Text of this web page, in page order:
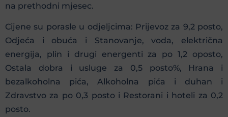
na prethodni mjesec.
Cijene su porasle u odjeljcima: Prijevoz za 9,2 posto,
Odjeća i obuća i Stanovanje, voda, električna
energija, plin i drugi energenti za po 1,2 oposto,
Ostala dobra i usluge za 0,5 posto%, Hrana i
bezalkoholna pića, Alkoholna pića i duhan i
Zdravstvo za po 0,3 posto i Restorani i hoteli za 0,2
posto.